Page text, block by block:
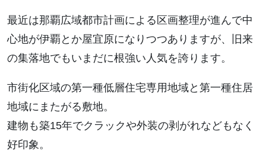
最近は那覇広域都市計画による区画整理が進んで中
心地が伊覇とか屋宜原になりつつありますが、旧来
の集落地でもいまだに根強い人気を誇ります。
市街化区域の第一種低層住宅専用地域と第一種住居
地域にまたがる敷地。
建物も築15年でクラックや外装の剥がれなどもなく
好印象。